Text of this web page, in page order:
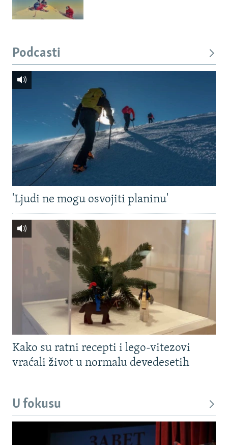
Podcasti
'Ljudi ne mogu osvojiti planinu'
Kako su ratni recepti i lego-vitezovi
vraćali život u normalu devedesetih
U fokusu